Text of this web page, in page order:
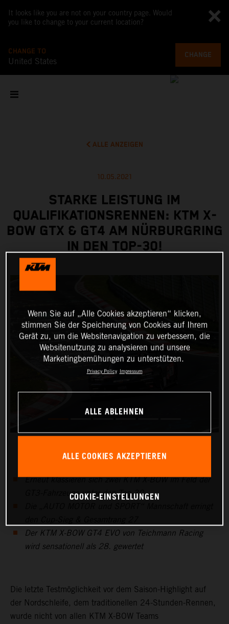
It looks like you are not on your country page. Would
you like to change to your current location?
CHANGE TO
United States
CHANGE
ALLE ANZEIGEN
10.05.2021
STARKE LEISTUNG IM
QUALIFIKATIONSRENNEN: KTM X-
BOW GTX & GT4 AM NÜRBURGRING
IN DEN TOP-30!
Erneut klassieren sich zwei KTM X-BOW im Feld der
GT3-Fahrzeuge unter den Top-30
Der KTM X-BOW GT4 EVO von Teichmann Racing
wird sensationell als 28. gewertet
Die letzte Testmöglichkeit vor dem Saison-Highlight auf
der Nordschleife, dem traditionellen 24-Stunden-Rennen,
wurde nicht von allen KTM X-BOW Teams
Wenn Sie auf „Alle Cookies akzeptieren“ klicken,
stimmen Sie der Speicherung von Cookies auf Ihrem
Gerät zu, um die Websitenavigation zu verbessern, die
Websitenutzung zu analysieren und unsere
Marketingbemühungen zu unterstützen.
Privacy Policy Impressum
ALLE ABLEHNEN
ALLE COOKIES AKZEPTIEREN
COOKIE-EINSTELLUNGEN